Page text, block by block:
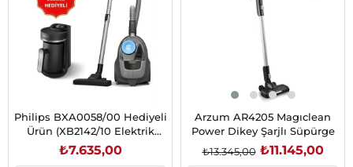
Philips BXA0058/00 Hediyeli
Ürün (XB2142/10 Elektrik
Süpürgesi + Türk Kahve
Makinesi)
₺7.635,00
Arzum AR4205 Magıclean
Power Dikey Şarjlı Süpürge
₺11.145,00
₺13.345,00